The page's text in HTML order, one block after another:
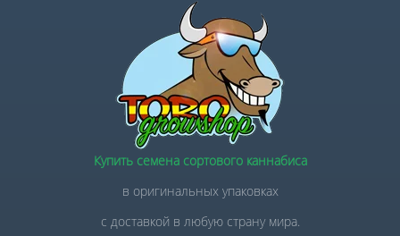
Купить семена сортового каннабиса
в оригинальных упаковках
с доставкой в любую страну мира.